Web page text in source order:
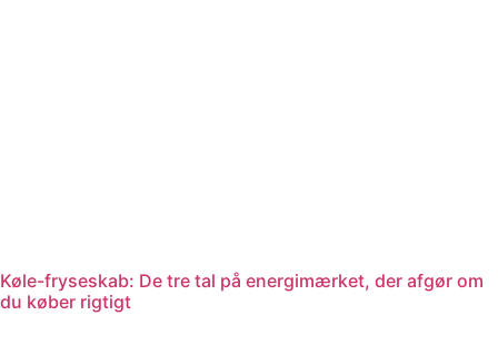
Køle-fryseskab: De tre tal på energimærket, der afgør om
du køber rigtigt